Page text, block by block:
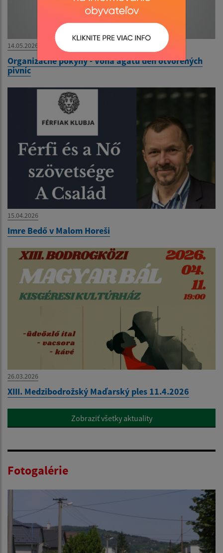
14.05.2026
Organizačné pokyny - Vôňa agátu deň otvorených
pivníc
15.04.2026
Imre Bedő v Malom Horeši
26.03.2026
XIII. Medzibodrožský Maďarský ples 11.4.2026
Zobraziť všetky aktuality
Fotogalérie